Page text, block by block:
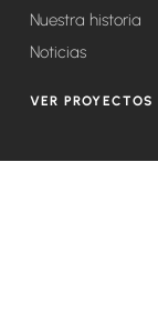
Nuestra historia
Noticias
VER PROYECTOS